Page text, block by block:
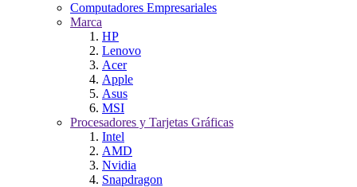
Computadores Empresariales
Marca
HP
Lenovo
Acer
Apple
Asus
MSI
Procesadores y Tarjetas Gráficas
Intel
AMD
Nvidia
Snapdragon